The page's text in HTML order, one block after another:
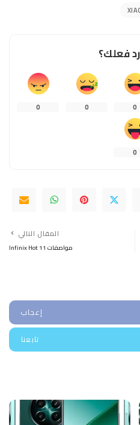
فعلك؟
0
0
0
0
المقال التالي
مواصفات Infinix Hot 11
إعجاب
تابعنا